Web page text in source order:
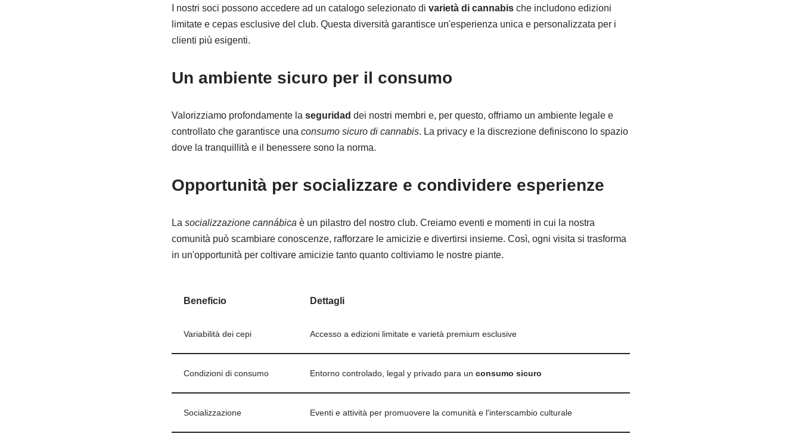
I nostri soci possono accedere ad un catalogo selezionato di varietà di cannabische includono edizioni
limitate e cepas esclusive del club. Questa diversità garantisce un'esperienza unica e personalizzata per i
clienti più esigenti.
Un ambiente sicuro per il consumo
Valorizziamo profondamente la seguridad dei nostri membri e, per questo, offriamo un ambiente legale e
controllato che garantisce una consumo sicuro di cannabis. La privacy e la discrezione definiscono lo spazio
dove la tranquillità e il benessere sono la norma.
Opportunità per socializzare e condividere esperienze
La socializzazione cannábica è un pilastro del nostro club. Creiamo eventi e momenti in cui la nostra
comunità può scambiare conoscenze, rafforzare le amicizie e divertirsi insieme. Così, ogni visita si trasforma
in un'opportunità per coltivare amicizie tanto quanto coltiviamo le nostre piante.
Beneficio Dettagli
Variabilità dei cepi Accesso a edizioni limitate e varietà premium esclusive
Condizioni di consumo Entorno controlado, legal y privado para un consumo sicuro
Socializzazione Eventi e attività per promuovere la comunità e l'interscambio culturale